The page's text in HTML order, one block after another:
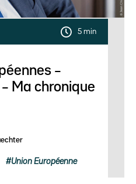
5 min
–
Ma chronique
Union Européenne